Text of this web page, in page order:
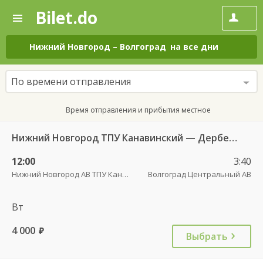
—
Поиск
и
покупка
билетов
на
автобус
онлайн
Bilet.do
Нижний Новгород – Волгоград на все дни
По времени отправления
Время отправления и прибытия местное
Нижний Новгород ТПУ Канавинский — Дербент Южный 7850
12:00
Нижний Новгород АВ ТПУ Канавинский
3:40
Волгоград Центральный АВ
Вт
4 000 руб. Выбрать